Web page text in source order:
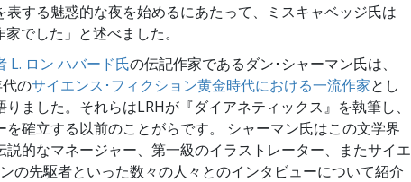
する魅惑的な夜を始めるにあたって、ミスキャベッジ氏は
でした」と述べました。
L. ロン ハバード氏の伝記作家であるダン･シャーマン氏は、
のサイエンス･フィクション黄金時代における一流作家とし
ました。それらはLRHが『ダイアネティックス』を執筆し、
確立する以前のことがらです。
シャーマン氏はこの文学界
的なマネージャー、第一級のイラストレーター、またサイエ
の先駆者といった数々の人々とのインタビューについて紹介